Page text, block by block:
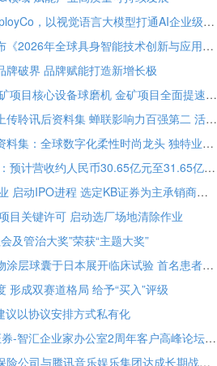
极视角：对标Open AI DeployCo，以视觉语言大模型打通AI企业级落地“最后一公里”
腾讯云联合沙利文正式发布《2026年全球具身智能技术创新与应用白皮书》
牌破界 品牌赋能打造新增长极
罕王黄金选定Mt Bundy金矿项目核心设备球磨机 金矿项目全面提速
时尚生活方式巨头SHEIN上传聆讯后资料集 蝉联影响力百强第二 活跃顾客达2.73亿
希音向联交所上传聆讯后资料集：全球数字化柔性时尚龙头 独特业务模式构筑坚固护城河
澳优2026半年度业绩预告：预计营收约人民币30.65亿元至31.65亿元 核心业务基础保持稳定
Tesollo，机器人手专业企业 启动IPO进程 选定KB证券为主承销商
目关键许可 启动选厂场地清除作业
及管治大奖”荣获“主题大奖”
业聚医疗旗下自主研发药物涂层球囊于日本展开临床试验 首名患者已入组
形成双赛道格局 给予“买入”评级
以协议安排方式私有化
智见远方 汇启新程 广发证券-智汇企业家办公室2周年客户高峰论坛在穗举办
周大福人寿成为全港首间保险公司与腾讯音乐娱乐集团达成长期战略合作